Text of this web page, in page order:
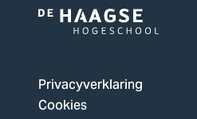
Logo
De
Haagse
Hogeschool,
Privacyverklaring
Cookies